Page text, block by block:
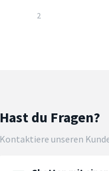
2
Hast du Fragen?
Kontaktiere unseren